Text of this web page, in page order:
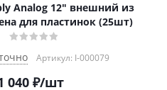
Analog 12" внешний из
для пластинок (25шт)
Артикул: I-000079
040₽/шт